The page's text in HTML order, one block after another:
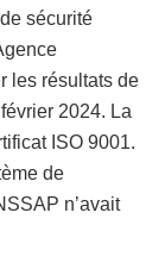
sécurité
les résultats de
2024. La
ISO 9001.
de
n’avait